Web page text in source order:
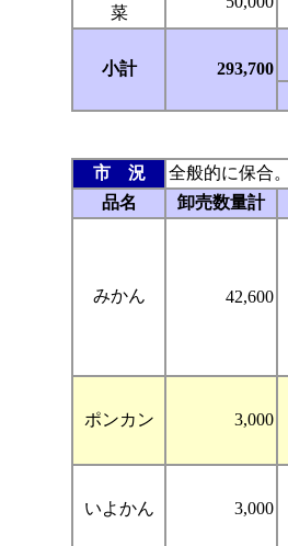
菜
小計 293,700
市 況
全般的に保合。
品名
卸売数量計
みかん 42,600
ポンカン 3,000
いよかん 3,000